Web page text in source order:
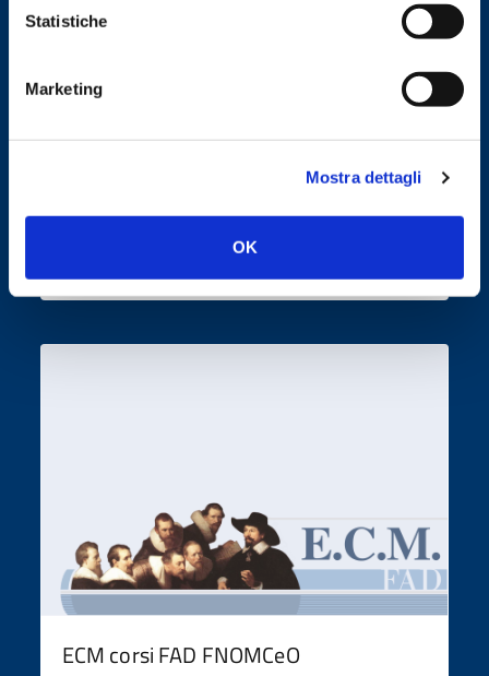
Statistiche
Marketing
Mostra dettagli
OK
ECM corsi FAD FNOMCeO